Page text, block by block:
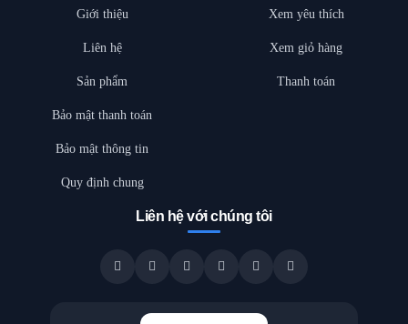
Giới thiệu
Liên hệ
Sản phẩm
Bảo mật thanh toán
Bảo mật thông tin
Quy định chung
Xem yêu thích
Xem giỏ hàng
Thanh toán
Liên hệ với chúng tôi